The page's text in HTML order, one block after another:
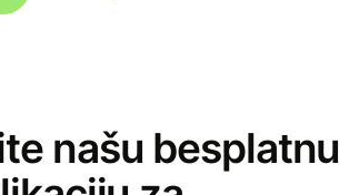
našu besplatnu